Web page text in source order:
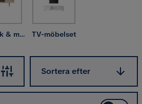
TV bänk & mediabänk TV-möbelset
Sortera efter